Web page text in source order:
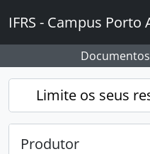
IFRS - Campus Porto
Limite os seus
Produtor